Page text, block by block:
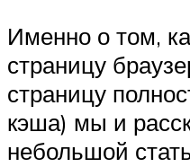
Именно о том,
страницу
страницу
кэша) мы и
небольшой